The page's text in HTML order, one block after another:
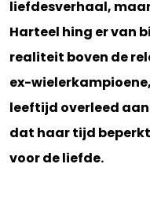
liefdesverhaal,
Harteel hing er van
realiteit boven de
ex-
leeftijd overleed
dat haar tijd beperkt
voor de liefde.